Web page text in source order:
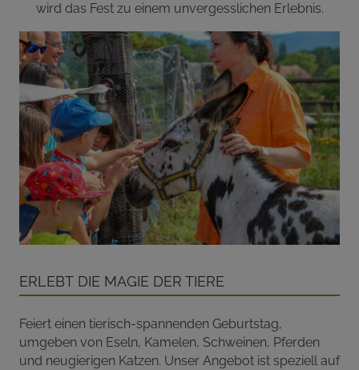
wird das Fest zu einem unvergesslichen Erlebnis.
Erlebt die Magie der Tiere
Feiert einen tierisch-spannenden Geburtstag,
umgeben von Eseln, Kamelen, Schweinen, Pferden
und neugierigen Katzen. Unser Angebot ist speziell auf